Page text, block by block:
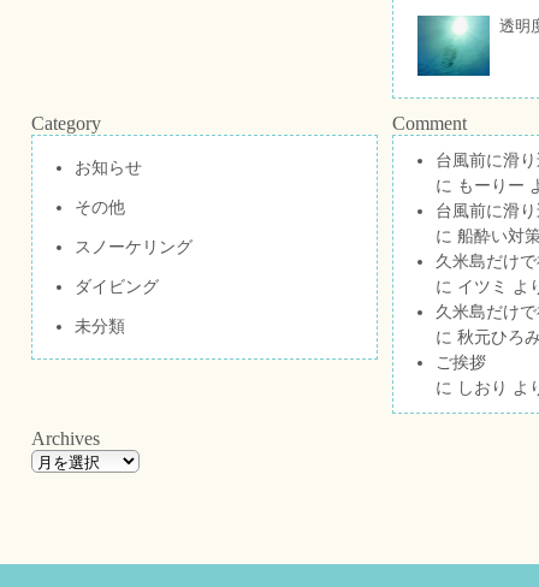
透明
Category
お知らせ
その他
スノーケリング
ダイビング
未分類
Comment
台風前に滑
に もーりー
台風前に滑
に 船酔い対
久米島だけ
に イツミ
よ
久米島だけ
に 秋元ひろ
ご挨拶
に しおり よ
Archives